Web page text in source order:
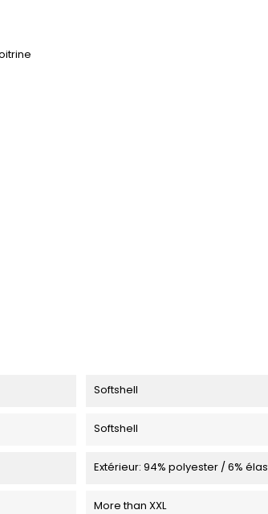
Softshell
Softshell
Extérieur: 94% polyester / 6%
More than XXL